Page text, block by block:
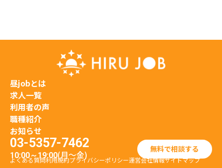
昼jobとは
求人一覧
利用者の声
職種紹介
お知らせ
03-5357-7462
10:00～19:00(月〜金) 無料で相談する
よくある質問利用規約プライバシーポリシー運営会社情報サイトマップ